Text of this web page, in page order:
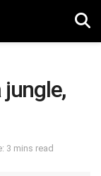
jungle,
3 mins read